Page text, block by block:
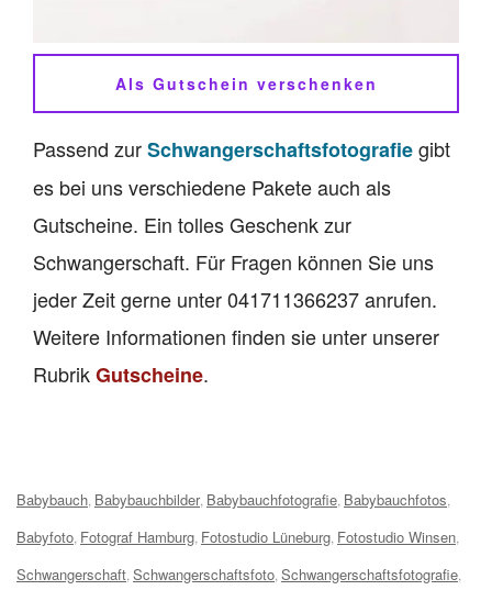
Als Gutschein verschenken
Passend zurSchwangerschaftsfotografiegibt
es bei uns verschiedene Pakete auch als
Gutscheine. Ein tolles Geschenk zur
Schwangerschaft. Für Fragen können Sie uns
jeder Zeit gerne unter 041711366237 anrufen.
Weitere Informationen finden sie unter unserer
RubrikGutscheine.
Tags:
Babybauch Babybauchbilder, Babybauchfotografie Babybauchfotos
Babyfoto Fotograf Hamburg Fotostudio Lüneburg Fotostudio Winsen
Schwangerschaft Schwangerschaftsfoto Schwangerschaftsfotografie